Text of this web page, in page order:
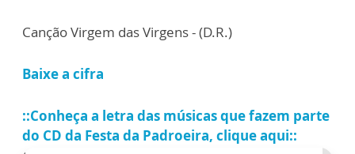
Canção Virgem das Virgens - (D.R.)
Baixe a cifra
::Conheça a letra das músicas que fazem parte
do CD da Festa da Padroeira, clique aqui::